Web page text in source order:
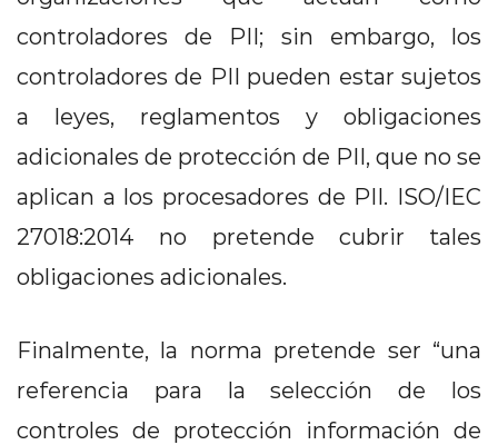
controladores de PII; sin embargo, los
controladores de PII pueden estar sujetos
a leyes, reglamentos y obligaciones
adicionales de protección de PII, que no se
aplican a los procesadores de PII. ISO/IEC
27018:2014 no pretende cubrir tales
obligaciones adicionales.
Finalmente, la norma pretende ser “una
referencia para la selección de los
controles de protección información de